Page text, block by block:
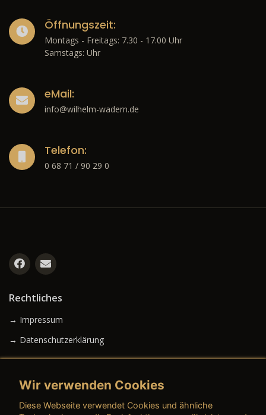
Öffnungszeit:
Montags - Freitags: 7.30 - 17.00 Uhr
Samstags: Uhr
eMail:
info@wilhelm-wadern.de
Telefon:
0 68 71 / 90 29 0
Rechtliches
→ Impressum
→ Datenschutzerklärung
Wir verwenden Cookies
Diese Webseite verwendet Cookies und ähnliche